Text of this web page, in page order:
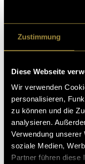
Zustimmung
Diese Webseite
Wir verwenden
personalisieren,
zu können und die
analysieren.
Verwendung
soziale Medien,
Partner führen diese
Mein
Bewegungen zu
Besonders
die Figur stark von
Das war vor allem
Fernbedienung der
relativ intuitiv
komplizierter,